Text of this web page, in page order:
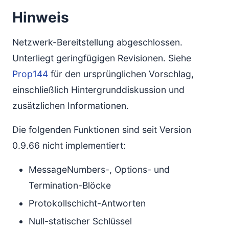
Replizierbares Datagramm
Mehrere Raw-Datagramme
Einzelnes Raw-Datagramm
Langlebige Sitzungen
Klassifikation
Neuübertragungen und Zustandsübergänge
Verwandte Änderungen
Kompatibilität
Referenzen
Hinweis
Netzwerk-Bereitstellung abgeschlossen.
Unterliegt geringfügigen Revisionen. Siehe
Prop144 für den ursprünglichen Vorschlag,
einschließlich Hintergrunddiskussion und
zusätzlichen Informationen.
Die folgenden Funktionen sind seit Version
0.9.66 nicht implementiert:
MessageNumbers-, Options- und
Termination-Blöcke
Protokollschicht-Antworten
Null-statischer Schlüssel